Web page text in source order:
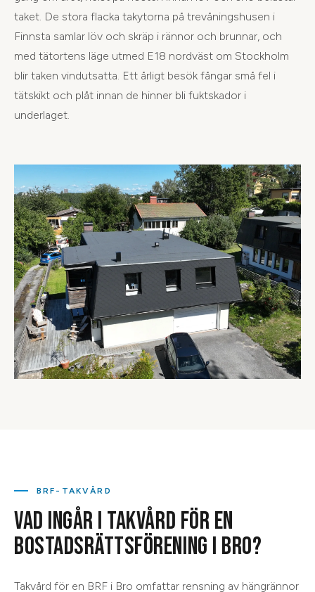
taket. De stora flacka takytorna på trevåningshusen i
Finnsta samlar löv och skräp i rännor och brunnar, och
med tätortens läge utmed E18 nordväst om Stockholm
blir taken vindutsatta. Ett årligt besök fångar små fel i
tätskikt och plåt innan de hinner bli fuktskador i
underlaget.
BRF-TAKVÅRD
VAD INGÅR I TAKVÅRD FÖR EN
BOSTADSRÄTTSFÖRENING I BRO?
Takvård för en BRF i Bro omfattar rensning av hängrännor